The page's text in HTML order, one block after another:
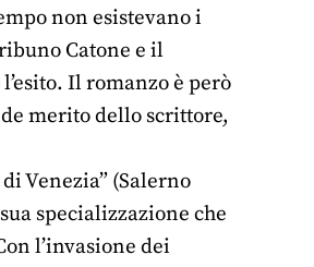
non esistevano i
Catone e il
Il romanzo è però
merito dello scrittore,
Venezia” (Salerno
specializzazione che
l’invasione dei